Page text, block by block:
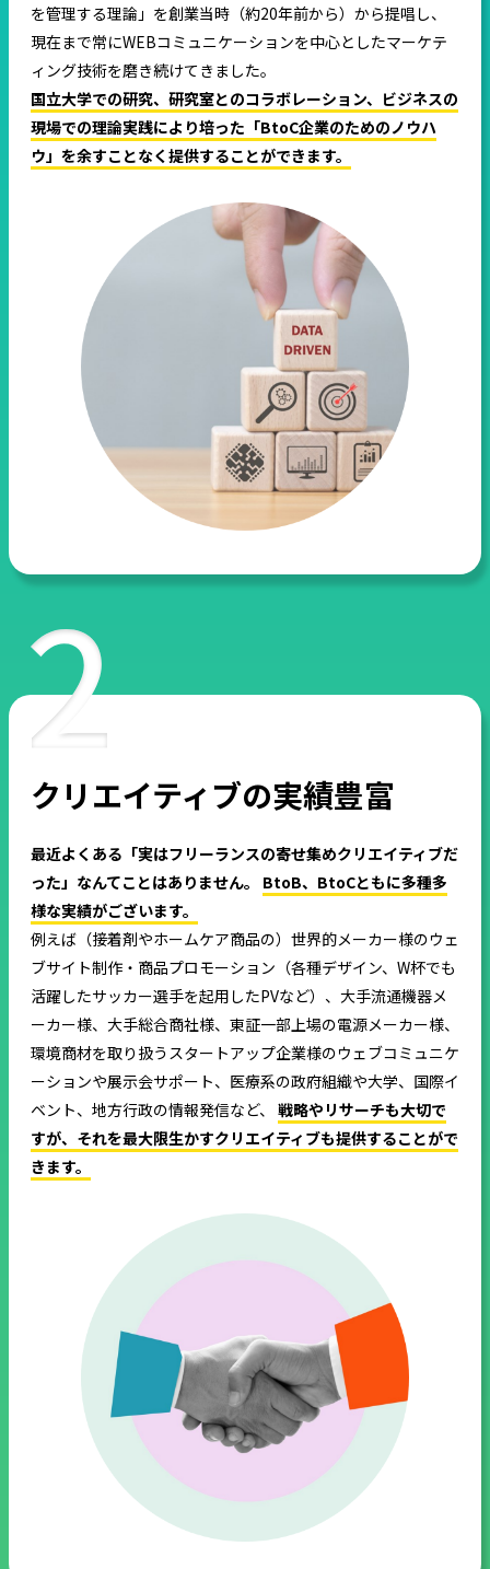
を管理する理論」を創業当時（約20年前から）から提唱し、
現在まで常にWEBコミュニケーションを中心としたマーケテ
ィング技術を磨き続けてきました。
国立大学での研究、研究室とのコラボレーション、ビジネスの
現場での理論実践により培った「BtoC企業のためのノウハ
ウ」を余すことなく提供することができます。
クリエイティブの実績豊富
最近よくある「実はフリーランスの寄せ集めクリエイティブだ
った」なんてことはありません。
BtoB、BtoCともに多種多
様な実績がございます。
例えば（接着剤やホームケア商品の）世界的メーカー様のウェ
ブサイト制作・商品プロモーション（各種デザイン、W杯でも
活躍したサッカー選手を起用したPVなど）、大手流通機器メ
ーカー様、大手総合商社様、東証一部上場の電源メーカー様、
環境商材を取り扱うスタートアップ企業様のウェブコミュニケ
ーションや展示会サポート、医療系の政府組織や大学、国際イ
ベント、地方行政の情報発信など、 戦略やリサーチも大切で
すが、それを最大限生かすクリエイティブも提供することがで
きます。